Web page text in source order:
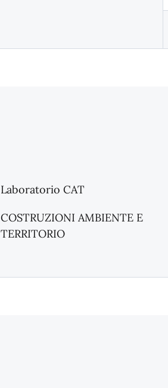
Laboratorio CAT
COSTRUZIONI AMBIENTE E
TERRITORIO